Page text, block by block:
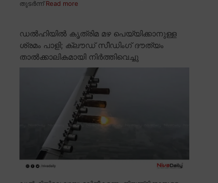
തുടർന്ന്Read more
ഡൽഹിയിൽ കൃത്രിമ മഴ പെയ്യിക്കാനുള്ള
ശ്രമം പാളി; ക്ലൗഡ് സീഡിംഗ് ദൗത്യം
താൽക്കാലികമായി നിർത്തിവെച്ചു